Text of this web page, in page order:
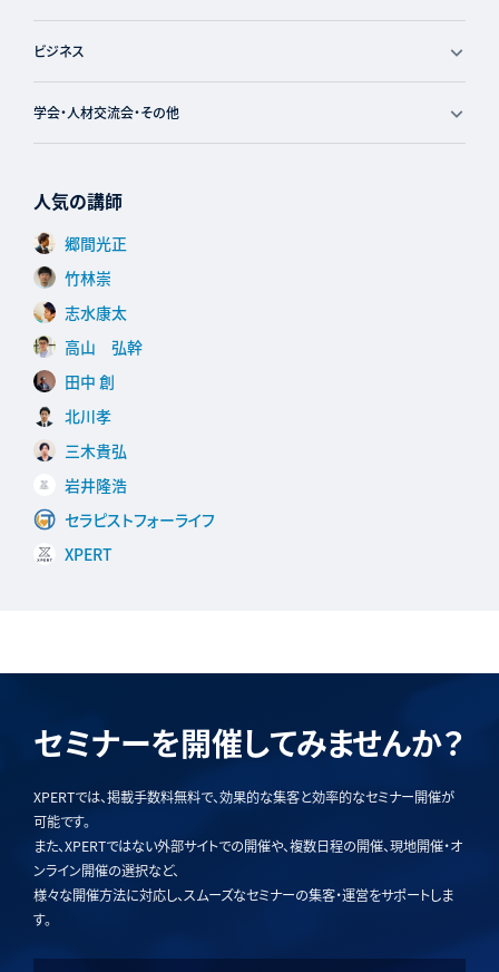
ビジネス
学会・人材交流会・その他
人気の講師
郷間光正
竹林崇
志水康太
高山 弘幹
田中 創
北川孝
三木貴弘
岩井隆浩
セラピストフォーライフ
XPERT
セミナーを開催してみませんか？
XPERTでは、掲載手数料無料で、効果的な集客と効率的なセミナー開催が
可能です。
また、XPERTではない外部サイトでの開催や、複数日程の開催、現地開催・オ
ンライン開催の選択など、
様々な開催方法に対応し、スムーズなセミナーの集客・運営をサポートしま
す。